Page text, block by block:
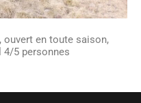
en toute saison,
4/5 personnes